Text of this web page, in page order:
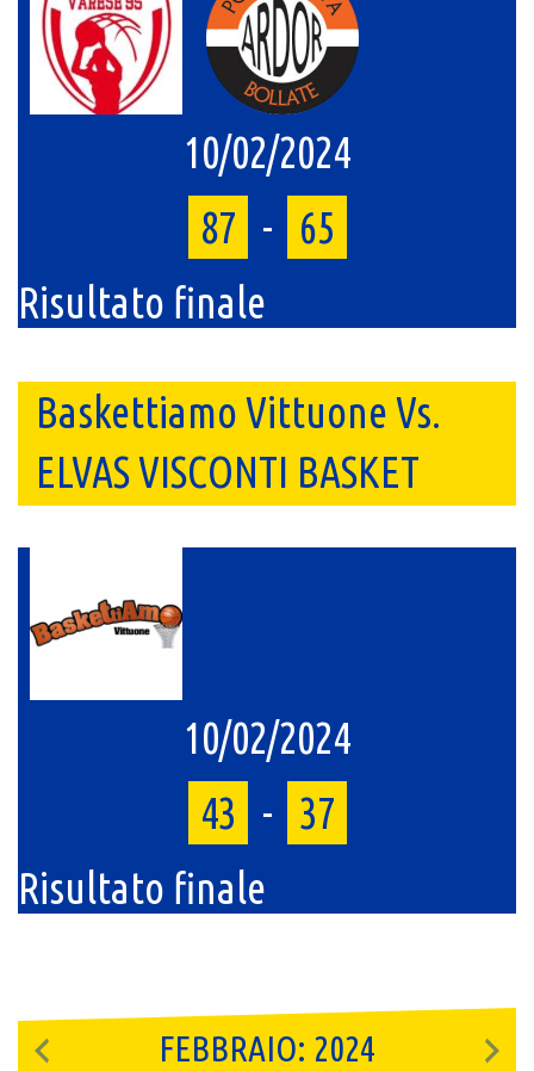
10/02/2024
87 -
65
Risultato finale
Baskettiamo Vittuone Vs.
ELVAS VISCONTI BASKET
10/02/2024
43
- 37
Risultato finale
FEBBRAIO: 2024